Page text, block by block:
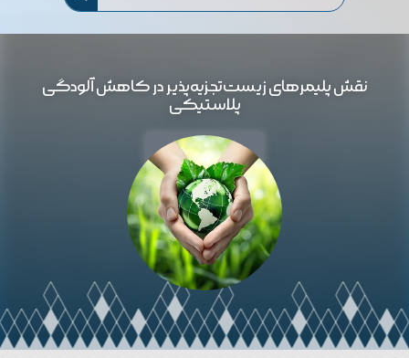
نقش پلیمرهای زیست‌تجزیه‌پذیر در کاهش آلودگی
پلاستیکی
خواندن مقاله